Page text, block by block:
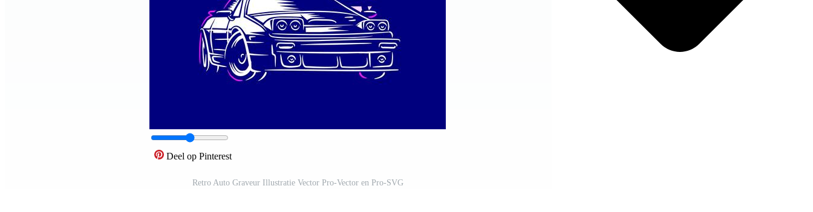
Deel op Pinterest
Retro Auto Graveur Illustratie Vector Pro-Vector en Pro-SVG